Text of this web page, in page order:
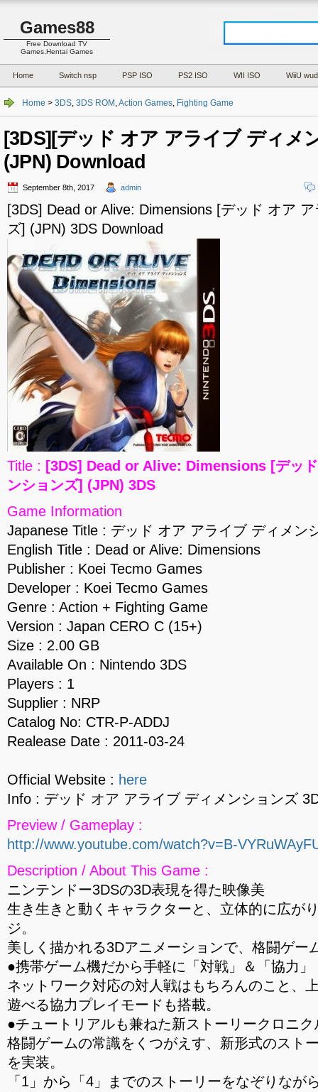
Games88
Free Download TV
Games,Hentai Games
Home Switch nsp PSP ISO PS2 ISO WII ISO WiiU wud
Home > 3DS, 3DS ROM ,Action Games, Fighting Game
[3DS][デッド オア アライブ ディメ
(JPN) Download
September 8th, 2017 admin
[3DS] Dead or Alive: Dimensions [デッド オア
ズ] (JPN) 3DS Download
Title : [3DS] Dead or Alive: Dimensions [デッ
ンションズ] (JPN) 3DS
Game Information
Japanese Title : デッド オア アライブ ディメン
English Title : Dead or Alive: Dimensions
Publisher : Koei Tecmo Games
Developer : Koei Tecmo Games
Genre : Action + Fighting Game
Version : Japan CERO C (15+)
Size : 2.00 GB
Available On : Nintendo 3DS
Players : 1
Supplier : NRP
Catalog No: CTR-P-ADDJ
Realease Date : 2011-03-24
Official Website : here
Info : デッド オア アライブ ディメンションズ
Preview / Gameplay :
http://www.youtube.com/watch?v=B-
Description / About This Game :
ニンテンドー3DSの3D表現を得た映像美
生き生きと動くキャラクターと、立体的に広が
ジ。
美しく描かれる3Dアニメーションで、格闘ゲー
●携帯ゲーム機だから手軽に「対戦」＆「協力」
ネットワーク対応の対人戦はもちろんのこと、
遊べる協力プレイモードも搭載。
●チュートリアルも兼ねた新ストーリークロニク
格闘ゲームの常識をくつがえす、新形式のスト
を実装。
「1」から「4」までのストーリーをなぞりなが